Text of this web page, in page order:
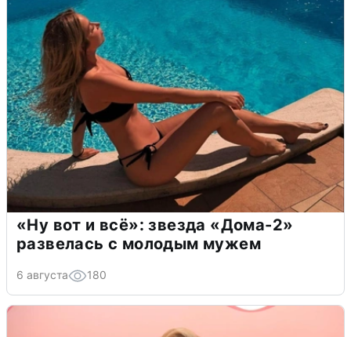
«Ну вот и всё»: звезда «Дома-2»
развелась с молодым мужем
6 августа 180